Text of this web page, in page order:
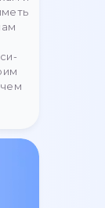
Anty
proxy dla